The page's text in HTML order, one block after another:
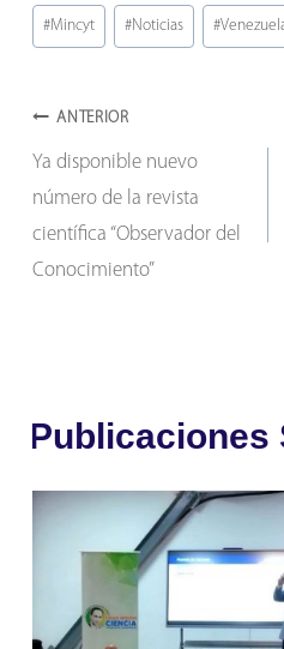
Etiquetas
de
entrada:
#Mincyt #Noticias #
Navegación
de
entradas
ANTERIOR
Ya disponible nuevo
número de la revista
científica “Observador del
Conocimiento”
Publicaciones